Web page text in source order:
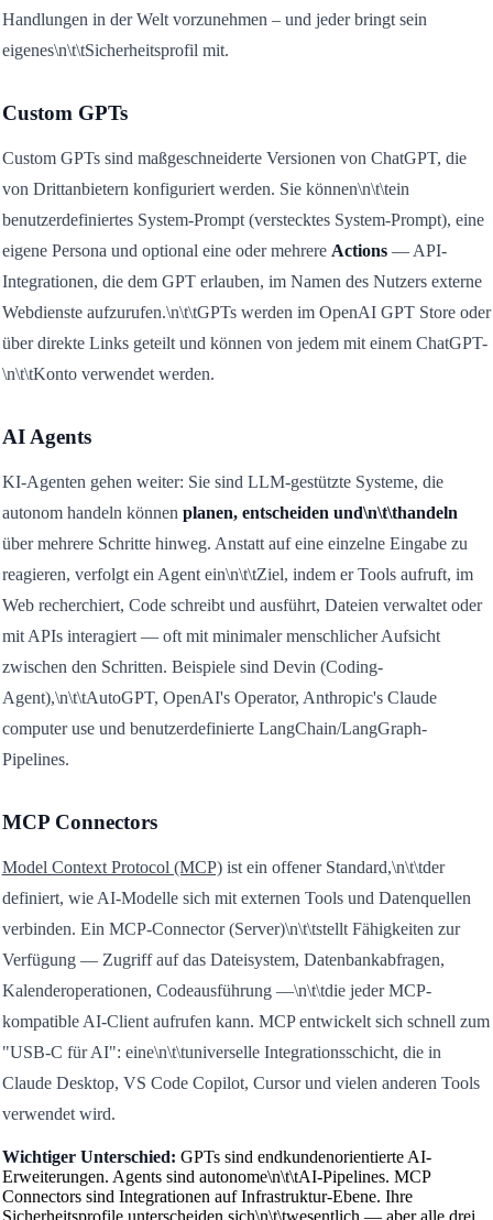
Handlungen in der Welt vorzunehmen – und jeder bringt sein
eigenes\n\t\tSicherheitsprofil mit.
Custom GPTs
Custom GPTs sind maßgeschneiderte Versionen von ChatGPT, die
von Drittanbietern konfiguriert werden. Sie können\n\t\tein
benutzerdefiniertes System-Prompt (verstecktes System-Prompt), eine
eigene Persona und optional eine oder mehrere Actions— API-
Integrationen, die dem GPT erlauben, im Namen des Nutzers externe
Webdienste aufzurufen.\n\t\tGPTs werden im OpenAI GPT Store oder
über direkte Links geteilt und können von jedem mit einem ChatGPT-
\n\t\tKonto verwendet werden.
AI Agents
KI-Agenten gehen weiter: Sie sind LLM-gestützte Systeme, die
autonom handeln können planen, entscheiden und\n\t\thandeln
über mehrere Schritte hinweg. Anstatt auf eine einzelne Eingabe zu
reagieren, verfolgt ein Agent ein\n\t\tZiel, indem er Tools aufruft, im
Web recherchiert, Code schreibt und ausführt, Dateien verwaltet oder
mit APIs interagiert — oft mit minimaler menschlicher Aufsicht
zwischen den Schritten. Beispiele sind Devin (Coding-
Agent),\n\t\tAutoGPT, OpenAI's Operator, Anthropic's Claude
computer use und benutzerdefinierte LangChain/LangGraph-
Pipelines.
MCP Connectors
Model Context Protocol (MCP)ist ein offener Standard,\n\t\tder
definiert, wie AI-Modelle sich mit externen Tools und Datenquellen
verbinden. Ein MCP-Connector (Server)\n\t\tstellt Fähigkeiten zur
Verfügung — Zugriff auf das Dateisystem, Datenbankabfragen,
Kalenderoperationen, Codeausführung —\n\t\tdie jeder MCP-
kompatible AI-Client aufrufen kann. MCP entwickelt sich schnell zum
"USB-C für AI": eine\n\t\tuniverselle Integrationsschicht, die in
Claude Desktop, VS Code Copilot, Cursor und vielen anderen Tools
verwendet wird.
Wichtiger Unterschied: GPTs sind endkundenorientierte AI-
Erweiterungen. Agents sind autonome\n\t\tAI-Pipelines. MCP
Connectors sind Integrationen auf Infrastruktur-Ebene. Ihre